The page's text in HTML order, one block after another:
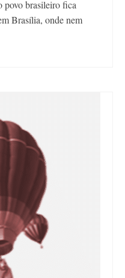
povo brasileiro fica
Brasília, onde nem